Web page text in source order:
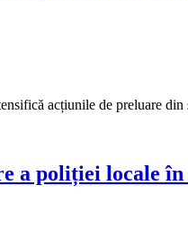
acțiunile de preluare
a poliției locale